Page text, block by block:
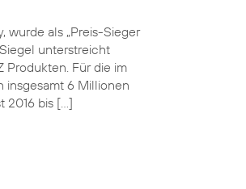
wurde als „Preis-Sieger
unterstreicht
Produkten. Für die im
insgesamt 6 Millionen
2016 bis […]